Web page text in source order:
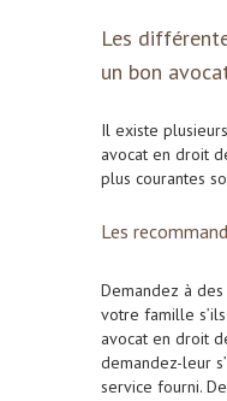
Les
un bon
Il existe
avocat en droit
plus courantes
Les
Demandez à
votre famille
avocat en droit
demandez-leur
service fourni.